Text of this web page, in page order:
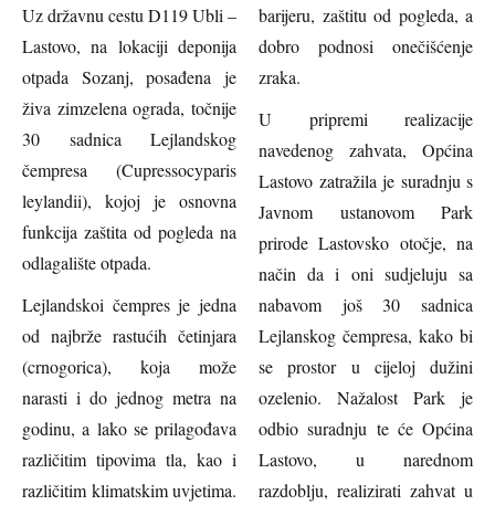
Uz državnu cestu D119 Ubli –
Lastovo, na lokaciji deponija
otpada Sozanj, posađena je
živa zimzelena ograda, točnije
30 sadnica Lejlandskog
čempresa (Cupressocyparis
leylandii), kojoj je osnovna
funkcija zaštita od pogleda na
odlagalište otpada.
Lejlandskoi čempres je jedna
od najbrže rastućih četinjara
(crnogorica), koja može
narasti i do jednog metra na
godinu, a lako se prilagođava
različitim tipovima tla, kao i
različitim klimatskim uvjetima.
barijeru, zaštitu od pogleda, a
dobro podnosi onečišćenje
zraka.
U pripremi realizacije
navedenog zahvata, Općina
Lastovo zatražila je suradnju s
Javnom ustanovom Park
prirode Lastovsko otočje, na
način da i oni sudjeluju sa
nabavom još 30 sadnica
Lejlanskog čempresa, kako bi
se prostor u cijeloj dužini
ozelenio. Nažalost Park je
odbio suradnju te će Općina
Lastovo, u narednom
razdoblju, realizirati zahvat u